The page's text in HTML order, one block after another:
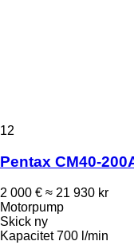
12
Pentax CM40-
2 000 € ≈ 21 930 kr
Motorpump
Skick ny
Kapacitet 700 l/min